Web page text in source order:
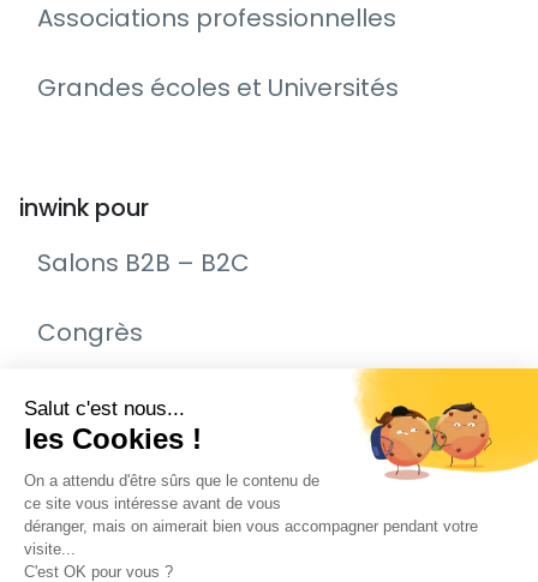
Associations professionnelles
Grandes écoles et Universités
inwink pour
Salons B2B – B2C
Congrès
Remise de prix – Awards
Journée Portes Ouvertes (JPO)